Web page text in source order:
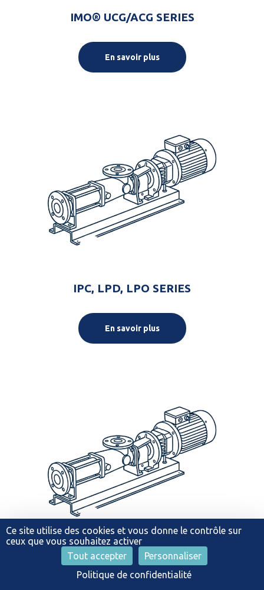
Ce site utilise des cookies et vous donne le contrôle sur
ceux que vous souhaitez activer
Tout accepter
Personnaliser
Politique de confidentialité
IMO® UCG/ACG SERIES
En savoir plus
IPC, LPD, LPO SERIES
En savoir plus
IPE SERIES